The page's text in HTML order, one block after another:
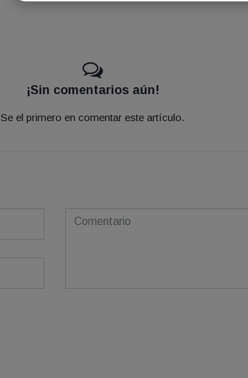
¡Sin comentarios aún!
Se el primero en comentar este artículo.